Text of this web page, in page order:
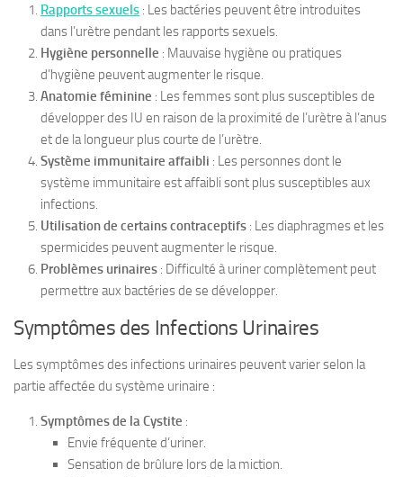
Rapports sexuels : Les bactéries peuvent être introduites
dans l’urètre pendant les rapports sexuels.
Hygiène personnelle : Mauvaise hygiène ou pratiques
d’hygiène peuvent augmenter le risque.
Anatomie féminine : Les femmes sont plus susceptibles de
développer des IU en raison de la proximité de l’urètre à l’anus
et de la longueur plus courte de l’urètre.
Système immunitaire affaibli : Les personnes dont le
système immunitaire est affaibli sont plus susceptibles aux
infections.
Utilisation de certains contraceptifs : Les diaphragmes et les
spermicides peuvent augmenter le risque.
Problèmes urinaires : Difficulté à uriner complètement peut
permettre aux bactéries de se développer.
Symptômes des Infections Urinaires
Les symptômes des infections urinaires peuvent varier selon la
partie affectée du système urinaire :
Symptômes de la Cystite :
Envie fréquente d’uriner.
Sensation de brûlure lors de la miction.